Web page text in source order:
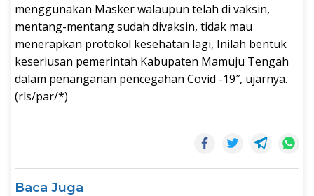
menggunakan Masker walaupun telah di vaksin,
mentang-mentang sudah divaksin, tidak mau
menerapkan protokol kesehatan lagi, Inilah bentuk
keseriusan pemerintah Kabupaten Mamuju Tengah
dalam penanganan pencegahan Covid -19″, ujarnya.
(rls/par/*)
Baca Juga